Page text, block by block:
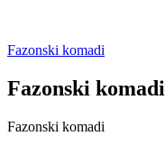
Fazonski komadi
Fazonski komadi
Fazonski komadi